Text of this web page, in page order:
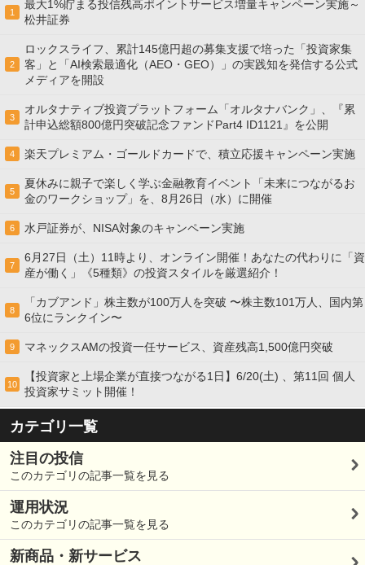
1
最大1%貯まる投信残高ポイントサービス増量キャンペーン実施～
松井証券
2
ロックスライフ、累計145億円超の募集支援で培った「投資家集
客」と「AI検索最適化（AEO・GEO）」の実践知を発信する公式
メディアを開設
3
オルタナティブ投資プラットフォーム「オルタナバンク」、『累
計申込総額800億円突破記念ファンドPart4 ID1121』を公開
4 楽天プレミアム・ゴールドカードで、積立応援キャンペーン実施
5
夏休みに親子で楽しく学ぶ金融教育イベント「未来につながるお
金のワークショップ」を、8月26日（水）に開催
6 水戸証券が、NISA対象のキャンペーン実施
7
6月27日（土）11時より、オンライン開催！あなたの代わりに「資
産が働く」《5種類》の投資スタイルを厳選紹介！
8
「カブアンド」株主数が100万人を突破 〜株主数101万人、国内第
6位にランクイン〜
9 マネックスAMの投資一任サービス、資産残高1,500億円突破
10
【投資家と上場企業が直接つながる1日】6/20(土) 、第11回 個人
投資家サミット開催！
カテゴリ一覧
注目の投信
このカテゴリの記事一覧を見る
運用状況
このカテゴリの記事一覧を見る
新商品・新サービス